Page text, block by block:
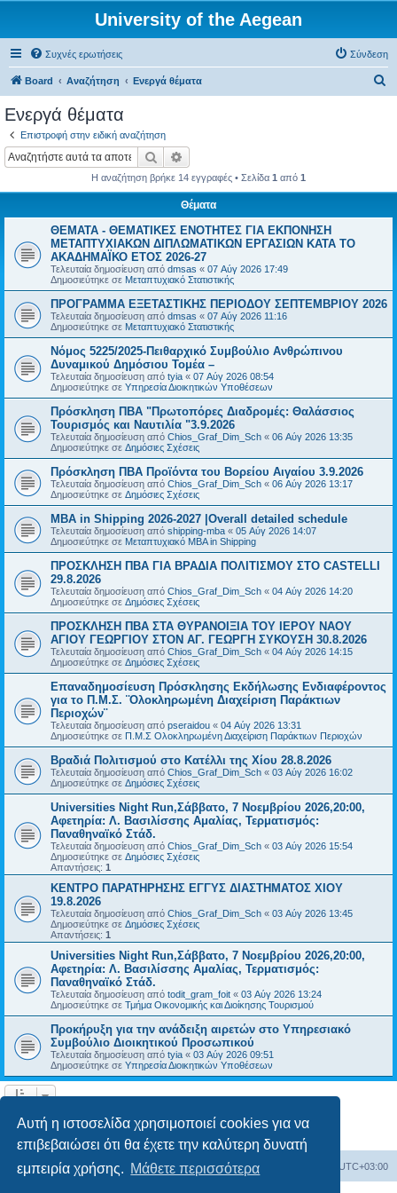
Αυτή η ιστοσελίδα χρησιμοποιεί cookies για να
επιβεβαιώσει ότι θα έχετε την καλύτερη δυνατή
εμπειρία χρήσης. Μάθετε περισσότερα
University of the Aegean
Συχνές ερωτήσεις Σύνδεση
Board Αναζήτηση Ενεργά θέματα
Ενεργά θέματα
Επιστροφή στην ειδική αναζήτηση
Αναζήτηση
Η αναζήτηση βρήκε 14 εγγραφές • Σελίδα 1 από 1
Θέματα
ΘΕΜΑΤΑ - ΘΕΜΑΤΙΚΕΣ ΕΝΟΤΗΤΕΣ ΓΙΑ ΕΚΠΟΝΗΣΗ
ΜΕΤΑΠΤΥΧΙΑΚΩΝ ΔΙΠΛΩΜΑΤΙΚΩΝ ΕΡΓΑΣΙΩΝ ΚΑΤΑ ΤΟ
ΑΚΑΔΗΜΑΪΚΟ ΕΤΟΣ 2026-27
Τελευταία δημοσίευση από dmsas « 07 Αύγ 2026 17:49
Δημοσιεύτηκε σε Μεταπτυχιακό Στατιστικής
ΠΡΟΓΡΑΜΜΑ ΕΞΕΤΑΣΤΙΚΗΣ ΠΕΡΙΟΔΟΥ ΣΕΠΤΕΜΒΡΙΟΥ 2026
Τελευταία δημοσίευση από dmsas « 07 Αύγ 2026 11:16
Δημοσιεύτηκε σε Μεταπτυχιακό Στατιστικής
Νόμος 5225/2025-Πειθαρχικό Συμβούλιο Ανθρώπινου
Δυναμικού Δημόσιου Τομέα –
Τελευταία δημοσίευση από tyia « 07 Αύγ 2026 08:54
Δημοσιεύτηκε σε Υπηρεσία Διοικητικών Υποθέσεων
Πρόσκληση ΠΒΑ "Πρωτοπόρες Διαδρομές: Θαλάσσιος
Τουρισμός και Ναυτιλία "3.9.2026
Τελευταία δημοσίευση από Chios_Graf_Dim_Sch « 06 Αύγ 2026 13:35
Δημοσιεύτηκε σε Δημόσιες Σχέσεις
Πρόσκληση ΠΒΑ Προϊόντα του Βορείου Αιγαίου 3.9.2026
Τελευταία δημοσίευση από Chios_Graf_Dim_Sch « 06 Αύγ 2026 13:17
Δημοσιεύτηκε σε Δημόσιες Σχέσεις
MBA in Shipping 2026-2027 |Overall detailed schedule
Τελευταία δημοσίευση από shipping-mba « 05 Αύγ 2026 14:07
Δημοσιεύτηκε σε Μεταπτυχιακό MBA in Shipping
ΠΡΟΣΚΛΗΣΗ ΠΒΑ ΓΙΑ ΒΡΑΔΙΑ ΠΟΛΙΤΙΣΜΟΥ ΣΤΟ CASTELLI
29.8.2026
Τελευταία δημοσίευση από Chios_Graf_Dim_Sch « 04 Αύγ 2026 14:20
Δημοσιεύτηκε σε Δημόσιες Σχέσεις
ΠΡΟΣΚΛΗΣΗ ΠΒΑ ΣΤΑ ΘΥΡΑΝΟΙΞΙΑ ΤΟΥ ΙΕΡΟΥ ΝΑΟΥ
ΑΓΙΟΥ ΓΕΩΡΓΙΟΥ ΣΤΟΝ ΑΓ. ΓΕΩΡΓΗ ΣΥΚΟΥΣΗ 30.8.2026
Τελευταία δημοσίευση από Chios_Graf_Dim_Sch « 04 Αύγ 2026 14:15
Δημοσιεύτηκε σε Δημόσιες Σχέσεις
Επαναδημοσίευση Πρόσκλησης Εκδήλωσης Ενδιαφέροντος
για το Π.Μ.Σ. ¨Ολοκληρωμένη Διαχείριση Παράκτιων
Περιοχών¨
Τελευταία δημοσίευση από pseraidou « 04 Αύγ 2026 13:31
Δημοσιεύτηκε σε Π.Μ.Σ Ολοκληρωμένη Διαχείριση Παράκτιων Περιοχών
Βραδιά Πολιτισμού στο Κατέλλι της Χίου 28.8.2026
Τελευταία δημοσίευση από Chios_Graf_Dim_Sch « 03 Αύγ 2026 16:02
Δημοσιεύτηκε σε Δημόσιες Σχέσεις
Universities Night Run,Σάββατο, 7 Νοεμβρίου 2026,20:00,
Αφετηρία: Λ. Βασιλίσσης Αμαλίας, Τερματισμός:
Παναθηναϊκό Στάδ.
Τελευταία δημοσίευση από Chios_Graf_Dim_Sch « 03 Αύγ 2026 15:54
Δημοσιεύτηκε σε Δημόσιες Σχέσεις
Απαντήσεις: 1
ΚΕΝΤΡΟ ΠΑΡΑΤΗΡΗΣΗΣ ΕΓΓΥΣ ΔΙΑΣΤΗΜΑΤΟΣ ΧΙΟΥ
19.8.2026
Τελευταία δημοσίευση από Chios_Graf_Dim_Sch « 03 Αύγ 2026 13:45
Δημοσιεύτηκε σε Δημόσιες Σχέσεις
Απαντήσεις: 1
Universities Night Run,Σάββατο, 7 Νοεμβρίου 2026,20:00,
Αφετηρία: Λ. Βασιλίσσης Αμαλίας, Τερματισμός:
Παναθηναϊκό Στάδ.
Τελευταία δημοσίευση από todit_gram_foit « 03 Αύγ 2026 13:24
Δημοσιεύτηκε σε Τμήμα Οικονομικής και Διοίκησης Τουρισμού
Προκήρυξη για την ανάδειξη αιρετών στο Υπηρεσιακό
Συμβούλιο Διοικητικού Προσωπικού
Τελευταία δημοσίευση από tyia « 03 Αύγ 2026 09:51
Δημοσιεύτηκε σε Υπηρεσία Διοικητικών Υποθέσεων
Board Όλοι οι χρόνοι είναι UTC+03:00
Διαγραφή cookies